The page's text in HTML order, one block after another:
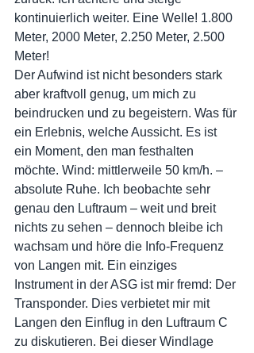
kontinuierlich weiter. Eine Welle! 1.800
Meter, 2000 Meter, 2.250 Meter, 2.500
Meter!
Der Aufwind ist nicht besonders stark
aber kraftvoll genug, um mich zu
beindrucken und zu begeistern. Was für
ein Erlebnis, welche Aussicht. Es ist
ein Moment, den man festhalten
möchte. Wind: mittlerweile 50 km/h. –
absolute Ruhe. Ich beobachte sehr
genau den Luftraum – weit und breit
nichts zu sehen – dennoch bleibe ich
wachsam und höre die Info-Frequenz
von Langen mit. Ein einziges
Instrument in der ASG ist mir fremd: Der
Transponder. Dies verbietet mir mit
Langen den Einflug in den Luftraum C
zu diskutieren. Bei dieser Windlage